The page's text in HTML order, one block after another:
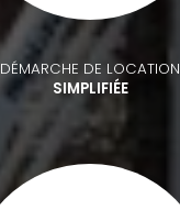
DÉMARCHE DE LOCATION
SIMPLIFIÉE